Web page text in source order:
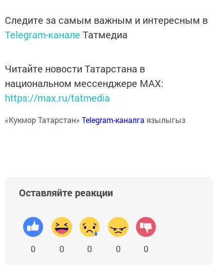
Следите за самым важным и интересным в
Telegram-канале Татмедиа
Читайте новости Татарстана в
национальном мессенджере MАХ:
https://max.ru/tatmedia
«Кукмор Татарстан» Telegram-каналга язылыгыз
Оставляйте реакции
0 0 0 0 0